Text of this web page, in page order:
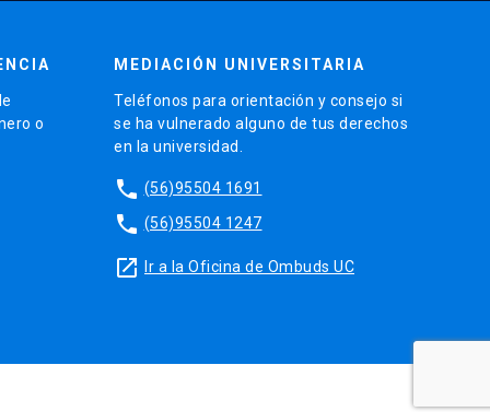
o
MEDIACIÓN UNIVERSITARIA
Teléfonos para orientación y consejo si
se ha vulnerado alguno de tus derechos
en la universidad.
phone (56)95504 1691
phone (56)95504 1247
launch Ir a la Oficina de Ombuds UC